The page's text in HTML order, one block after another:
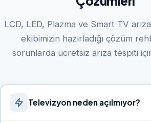
LCD, LED, Plazma ve Smart TV
ekibimizin hazırladığı çözüm
sorunlarda ücretsiz arıza tespiti
Televizyon neden açılmıyor?